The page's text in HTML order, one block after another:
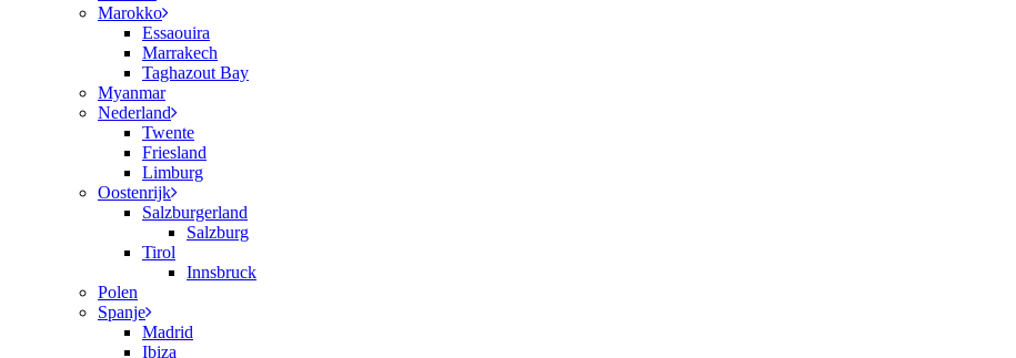
Marokko
Essaouira
Marrakech
Taghazout Bay
Myanmar
Nederland
Twente
Friesland
Limburg
Oostenrijk
Salzburgerland
Salzburg
Tirol
Innsbruck
Polen
Spanje
Madrid
Ibiza